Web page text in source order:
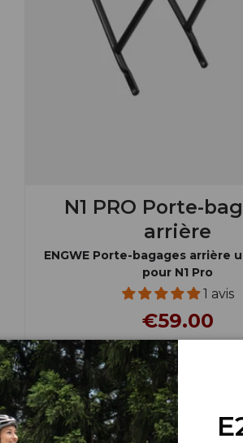
N1 PRO Porte-
arrière
ENGWE Porte-bagages arrière
pour N1 Pro
1 avis
€59.00
Acheter